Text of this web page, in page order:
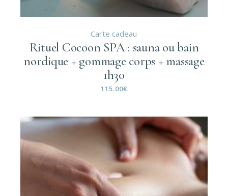
Carte cadeau
Rituel Cocoon SPA : sauna ou bain
nordique + gommage corps + massage
1h30
115.00€